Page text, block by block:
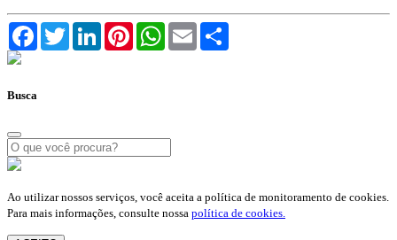
FacebookTwitterLinkedInPinterestWhatsApp
Email
Busca
Ao utilizar nossos serviços, você aceita a política de monitoramento de cookies.
Para mais informações, consulte nossa política de cookies.